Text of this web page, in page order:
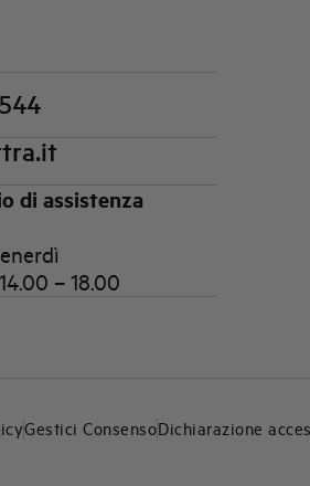
di assistenza
– 18.00
Gestici ConsensoDichiarazione